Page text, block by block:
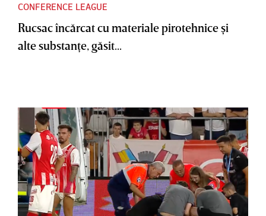
CONFERENCE LEAGUE
Rucsac încărcat cu materiale pirotehnice şi
alte substanţe, găsit...